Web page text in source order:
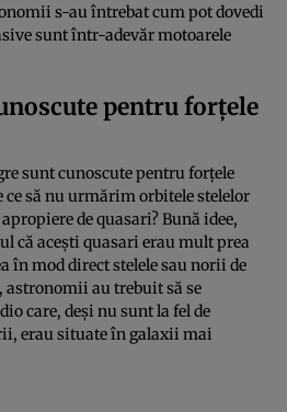
s-au întrebat cum pot dovedi
sunt într-adevăr motoarele
pentru forțele
sunt cunoscute pentru forțele
ce să nu urmărim orbitele stelelor
de quasari? Bună idee,
că acești quasari erau mult prea
în mod direct stelele sau norii de
astronomii au trebuit să se
care, deși nu sunt la fel de
erau situate în galaxii mai